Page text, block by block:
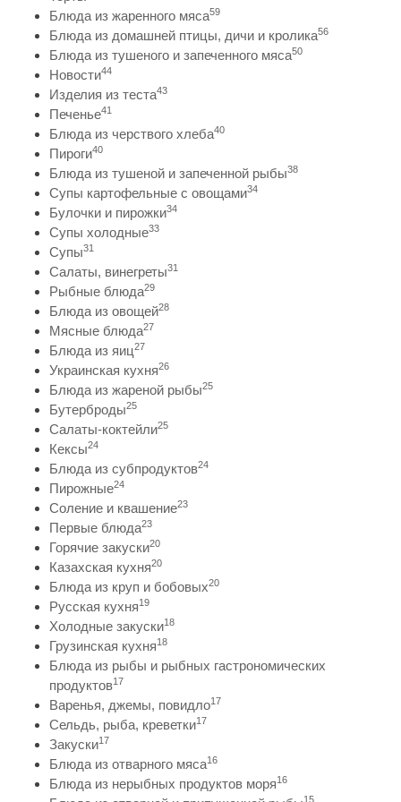
Блюда из жаренного мяса59
Блюда из домашней птицы, дичи и кролика56
Блюда из тушеного и запеченного мяса50
Новости44
Изделия из теста43
Печенье41
Блюда из черствого хлеба40
Пироги40
Блюда из тушеной и запеченной рыбы38
Супы картофельные с овощами34
Булочки и пирожки34
Супы холодные33
Супы31
Салаты, винегреты31
Рыбные блюда29
Блюда из овощей28
Мясные блюда27
Блюда из яиц27
Украинская кухня26
Блюда из жареной рыбы25
Бутерброды25
Салаты-коктейли25
Кексы24
Блюда из субпродуктов24
Пирожные24
Соление и квашение23
Первые блюда23
Горячие закуски20
Казахская кухня20
Блюда из круп и бобовых20
Русская кухня19
Холодные закуски18
Грузинская кухня18
Блюда из рыбы и рыбных гастрономических
продуктов17
Варенья, джемы, повидло17
Сельдь, рыба, креветки17
Закуски17
Блюда из отварного мяса16
Блюда из нерыбных продуктов моря16
15